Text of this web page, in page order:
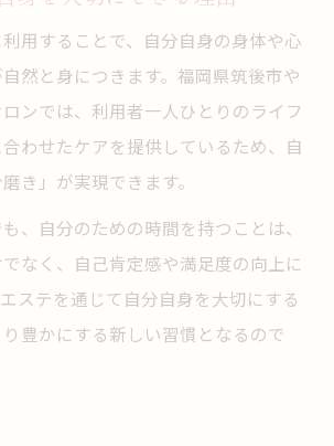
用することで、自分自身の身体や心
然と身につきます。福岡県筑後市や
ンでは、利用者一人ひとりのライフ
わせたケアを提供しているため、自
き」が実現できます。
、自分のための時間を持つことは、
なく、自己肯定感や満足度の向上に
ステを通じて自分自身を大切にする
豊かにする新しい習慣となるので